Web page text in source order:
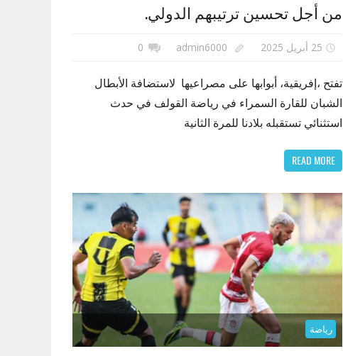
من أجل تحسين ترتيبهم الدولي.
25 أبريل 2025 admin6000
0
تفتح ،إفريقية، أبوابها على مصراعيها لاستضافة الأبطال
الشبان للقارة السمراء في رياضة القولف في حدث
استثنائي تستقبله بلادنا للمرة الثانية
READ MORE
رياضة